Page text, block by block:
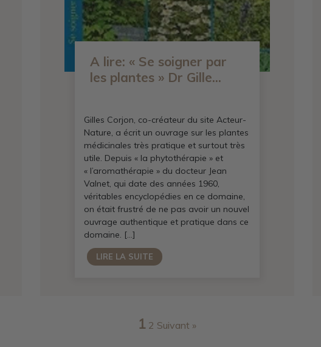
A lire: « Se soigner par
les plantes » Dr Gille...
Gilles Corjon, co-créateur du site Acteur-
Nature, a écrit un ouvrage sur les plantes
médicinales très pratique et surtout très
utile. Depuis « la phytothérapie » et
« l’aromathérapie » du docteur Jean
Valnet, qui date des années 1960,
véritables encyclopédies en ce domaine,
on était frustré de ne pas avoir un nouvel
ouvrage authentique et pratique dans ce
domaine. […]
LIRE LA SUITE
1 2 Suivant »